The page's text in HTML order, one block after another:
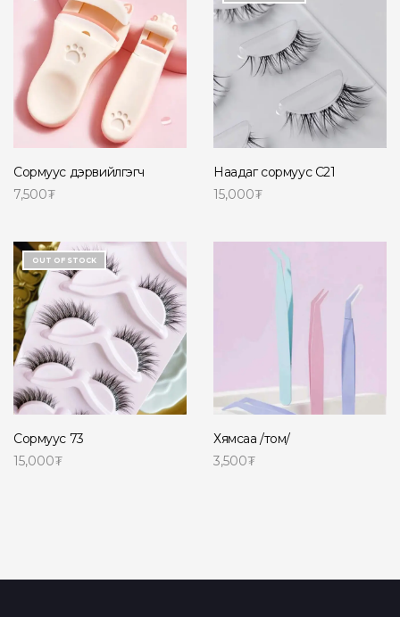
Сормуус дэрвийлгэгч
7,500₮
Наадаг сормуус C21
15,000₮
OUT OF STOCK
Сормуус 73
15,000₮
Хямсаа /том/
3,500₮